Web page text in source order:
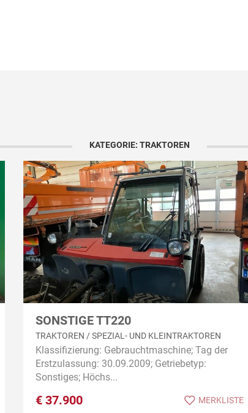
KATEGORIE: TRAKTOREN
SONSTIGE TT220
TRAKTOREN / SPEZIAL- UND KLEINTRAKTOREN
Klassifizierung: Gebrauchtmaschine; Tag der
Erstzulassung: 30.09.2009; Getriebetyp:
Sonstiges; Höchs...
€ 37.900 MERKLISTE